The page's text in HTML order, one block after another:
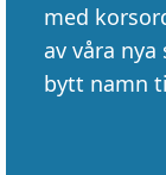
med
av våra
bytt namn